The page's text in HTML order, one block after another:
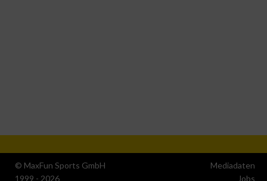
© MaxFun Sports GmbH
1999 - 2026
Mediadaten
Jobs